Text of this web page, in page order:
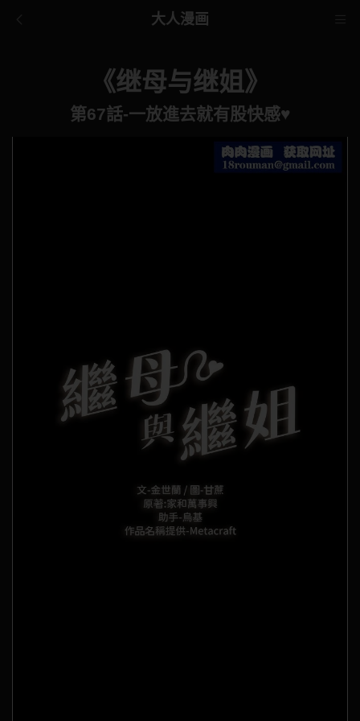
大人漫画
《继母与继姐》
第67話-一放進去就有股快感♥